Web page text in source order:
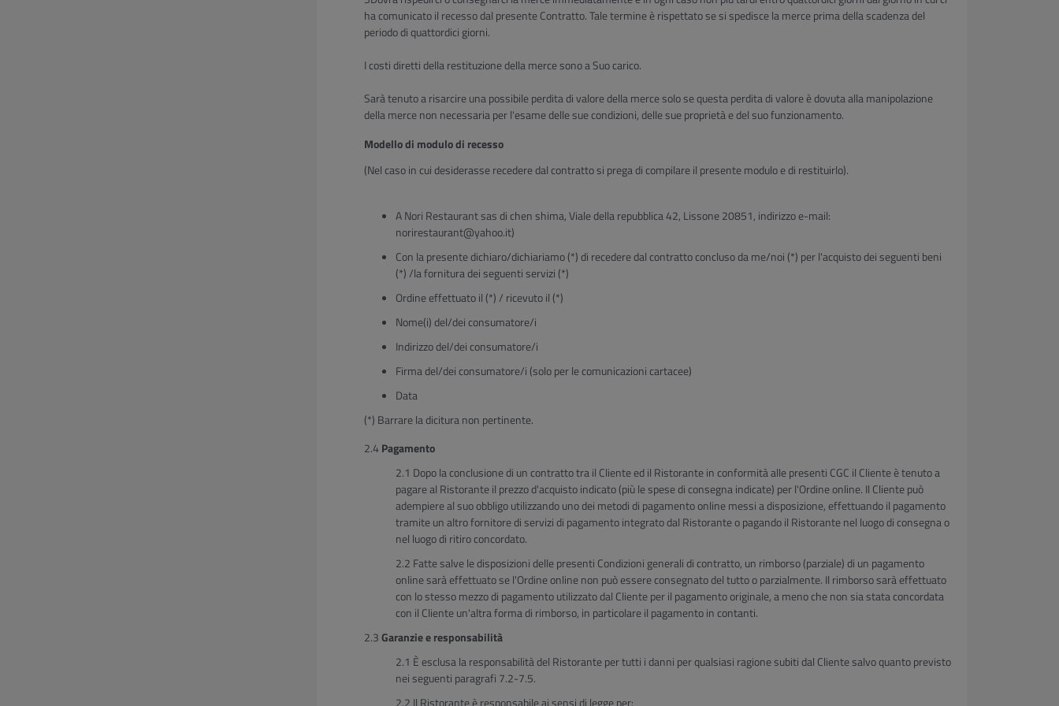
ha comunicato il recesso dal presente Contratto. Tale termine è rispettato se si spedisce la merce prima della scadenza del
periodo di quattordici giorni.
I costi diretti della restituzione della merce sono a Suo carico.
Sarà tenuto a risarcire una possibile perdita di valore della merce solo se questa perdita di valore è dovuta alla manipolazione
della merce non necessaria per l'esame delle sue condizioni, delle sue proprietà e del suo funzionamento.
Modello di modulo di recesso
(Nel caso in cui desiderasse recedere dal contratto si prega di compilare il presente modulo e di restituirlo).
A Nori Restaurant sas di chen shima, Viale della repubblica 42, Lissone 20851, indirizzo e-mail:
norirestaurant@yahoo.it)
Con la presente dichiaro/dichiariamo (*) di recedere dal contratto concluso da me/noi (*) per l'acquisto dei seguenti beni
(*) /la fornitura dei seguenti servizi (*)
Ordine effettuato il (*) / ricevuto il (*)
Nome(i) del/dei consumatore/i
Indirizzo del/dei consumatore/i
Firma del/dei consumatore/i (solo per le comunicazioni cartacee)
Data
(*) Barrare la dicitura non pertinente.
Pagamento
Dopo la conclusione di un contratto tra il Cliente ed il Ristorante in conformità alle presenti CGC il Cliente è tenuto a
pagare al Ristorante il prezzo d'acquisto indicato (più le spese di consegna indicate) per l'Ordine online. Il Cliente può
adempiere al suo obbligo utilizzando uno dei metodi di pagamento online messi a disposizione, effettuando il pagamento
tramite un altro fornitore di servizi di pagamento integrato dal Ristorante o pagando il Ristorante nel luogo di consegna o
nel luogo di ritiro concordato.
Fatte salve le disposizioni delle presenti Condizioni generali di contratto, un rimborso (parziale) di un pagamento
online sarà effettuato se l'Ordine online non può essere consegnato del tutto o parzialmente. Il rimborso sarà effettuato
con lo stesso mezzo di pagamento utilizzato dal Cliente per il pagamento originale, a meno che non sia stata concordata
con il Cliente un'altra forma di rimborso, in particolare il pagamento in contanti.
Garanzie e responsabilità
È esclusa la responsabilità del Ristorante per tutti i danni per qualsiasi ragione subiti dal Cliente salvo quanto previsto
nei seguenti paragrafi 7.2-7.5.
Il Ristorante è responsabile ai sensi di legge per: